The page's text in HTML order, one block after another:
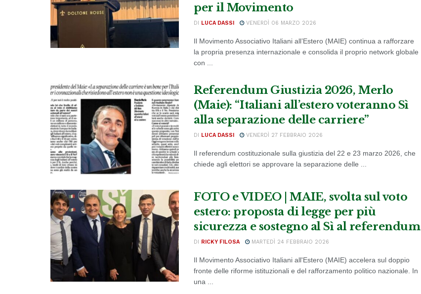
per il Movimento
DI LUCA DASSI VENERDÌ 06 MARZO 2026
Il Movimento Associativo Italiani all’Estero (MAIE) continua a rafforzare
la propria presenza internazionale e consolida il proprio network globale
con ...
Referendum Giustizia 2026, Merlo
(Maie): “Italiani all’estero voteranno Sì
alla separazione delle carriere”
DI LUCA DASSI VENERDÌ 27 FEBBRAIO 2026
Il referendum costituzionale sulla giustizia del 22 e 23 marzo 2026, che
chiede agli elettori se approvare la separazione delle ...
FOTO e VIDEO | MAIE, svolta sul voto
estero: proposta di legge per più
sicurezza e sostegno al Sì al referendum
DI RICKY FILOSA MARTEDÌ 24 FEBBRAIO 2026
Il Movimento Associativo Italiani all'Estero (MAIE) accelera sul doppio
fronte delle riforme istituzionali e del rafforzamento politico nazionale. In
una ...